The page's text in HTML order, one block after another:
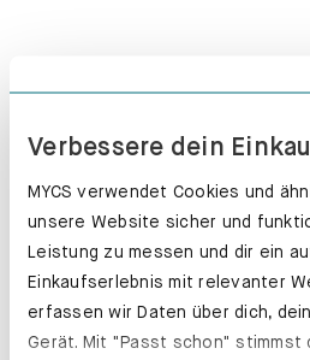
Verbessere dein
MYCS verwendet Cookies und
unsere Website sicher und
Leistung zu messen und dir ein
Einkaufserlebnis mit relevanter
erfassen wir Daten über dich,
Gerät. Mit "Passt schon" stimmst